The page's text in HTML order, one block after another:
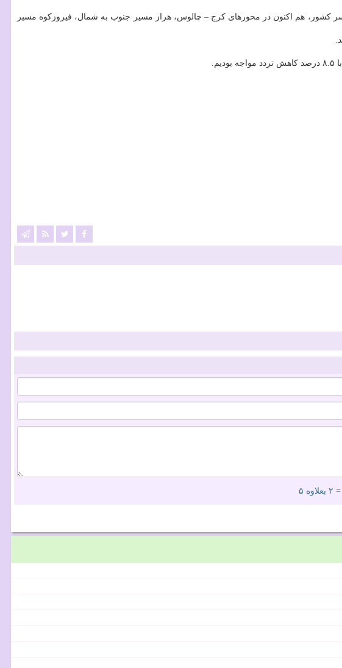
کشور، هم اکنون در محورهای کرج – چالوس، هراز مسیر جنوب به شمال، فیروزکوه مسیر
= ۲ بعلاوه ۵